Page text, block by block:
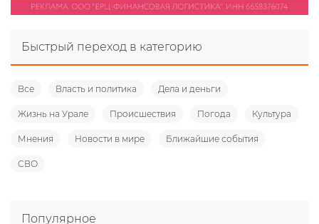
Быстрый переход в категорию
Все Власть и политика Дела и деньги
Жизнь на Урале Происшествия Погода Культура
Мнения Новости в мире Ближайшие события
СВО
Популярное